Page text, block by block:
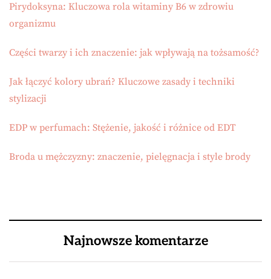
Pirydoksyna: Kluczowa rola witaminy B6 w zdrowiu
organizmu
Części twarzy i ich znaczenie: jak wpływają na tożsamość?
Jak łączyć kolory ubrań? Kluczowe zasady i techniki
stylizacji
EDP w perfumach: Stężenie, jakość i różnice od EDT
Broda u mężczyzny: znaczenie, pielęgnacja i style brody
Najnowsze komentarze